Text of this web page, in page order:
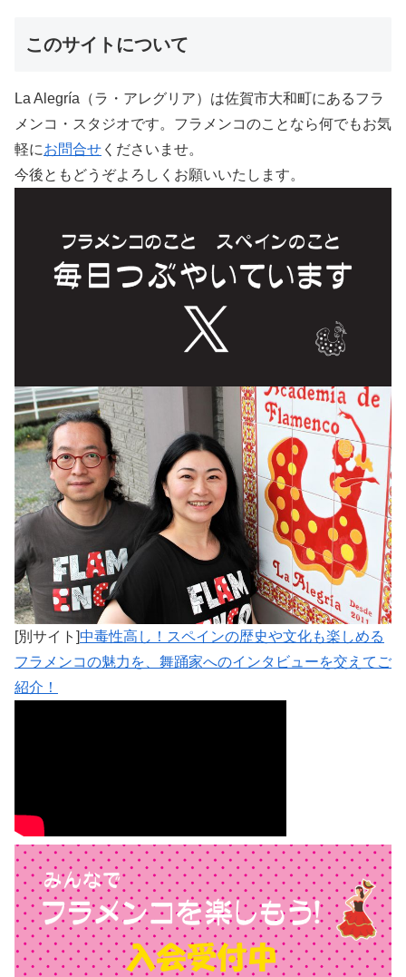
このサイトについて
La Alegría（ラ・アレグリア）は佐賀市大和町にあるフラ
メンコ・スタジオです。フラメンコのことなら何でもお気
軽にお問合せ くださいませ。
今後ともどうぞよろしくお願いいたします。
[別サイト]中毒性高し！スペインの歴史や文化も楽しめる
フラメンコの魅力を、舞踊家へのインタビューを交えてご
紹介！